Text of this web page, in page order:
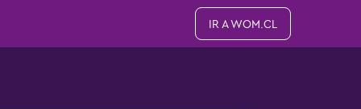
IR A WOM.CL